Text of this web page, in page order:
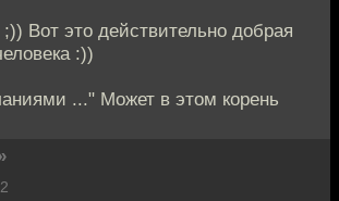
Вот это действительно добрая
:))
..." Может в этом корень